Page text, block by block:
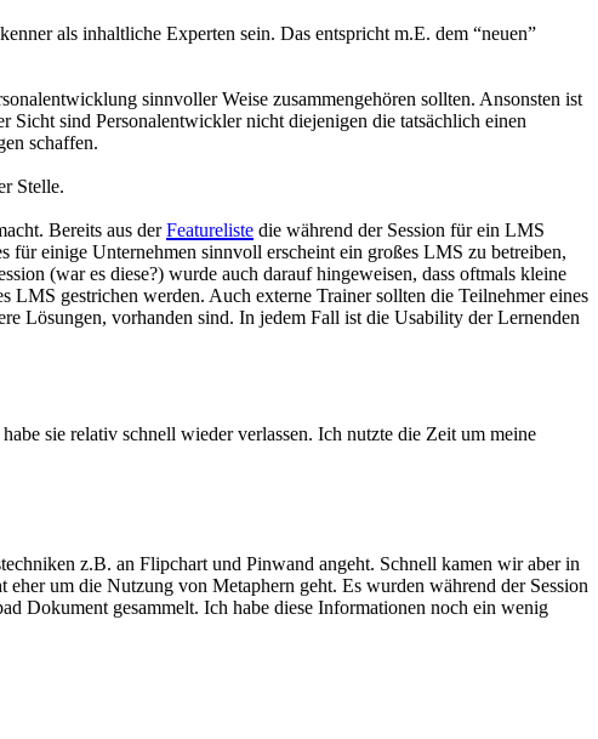
als inhaltliche Experten sein. Das entspricht m.E. dem “neuen”
sinnvoller Weise zusammengehören sollten. Ansonsten ist
sind Personalentwickler nicht diejenigen die tatsächlich einen
schaffen.
Stelle.
Bereits aus derFeatureliste die während der Session für ein LMS
für einige Unternehmen sinnvoll erscheint ein großes LMS zu betreiben,
(war es diese?) wurde auch darauf hingeweisen, dass oftmals kleine
LMS gestrichen werden. Auch externe Trainer sollten die Teilnehmer eines
Lösungen, vorhanden sind. In jedem Fall ist die Usability der Lernenden
sie relativ schnell wieder verlassen. Ich nutzte die Zeit um meine
z.B. an Flipchart und Pinwand angeht. Schnell kamen wir aber in
um die Nutzung von Metaphern geht. Es wurden während der Session
Dokument gesammelt. Ich habe diese Informationen noch ein wenig